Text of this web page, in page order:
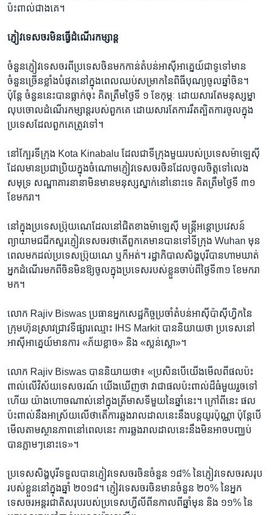
ប៉ះពាល់​ជាង​គេ។
ភ្ញៀវ​ទេសចរ​មិន​ធ្វើ​ដំណើរ​កម្សាន្ត
ចំនួន​ភ្ញៀវ​ទេសចរ​ពី​ប្រទេស​ចិន​មក​កាន់​តំបន់​អាស៊ី​អាគ្នេយ៍​ជាទូទៅ​មាន​
ចំនួន​ច្រើន​ខ្លាំង​បំផុត​នៅ​ក្នុង​ពេល​ឈប់​សម្រាក​នៃ​ពិធីបុណ្យ​ចូល​ឆ្នាំ​ចិន។
ប៉ុន្តែ ចំនួន​នេះ​បាន​ធ្លាក់​ចុះ គិត​ត្រឹម​ថ្ងៃ​ទី ១ ខែ​កុម្ភៈ ដោយសារ​តែ​មនុស្សម្នា​
លុបចោល​ដំណើរ​កម្សាន្ត​របស់​ពួកគេ ដោយសារ​តែ​ការ​រឹតត្បិត​ការ​ចូល​ក្នុង​
ប្រទេស​ដែល​ពួកគេ​ត្រូវ​ទៅ។
នៅ​ក្បែរ​ទីក្រុង Kota Kinabalu ដែល​ជា​ទីក្រុង​មួយ​របស់​ប្រទេស​ម៉ាឡេស៊ី​
ដែល​មាន​ប្រជាប្រិយ​ក្នុង​ចំណោម​ភ្ញៀវ​ទេសចរ​ចិន​ដែល​ចូលចិត្ត​ទៅ​លេង​
សមុទ្រ សណ្ឋាគារ​នានា​មិន​មាន​មនុស្ស​ស្នាក់នៅ​នោះ​ទេ គិត​ត្រឹម​ថ្ងៃ​ទី ៣១
ខែ​មករា។
នៅ​ក្នុង​ប្រទេស​ប្រ៊ុយណេ​ដែល​នៅ​ជិត​ខាង​ម៉ាឡេស៊ី មន្ត្រី​អន្តោ​ប្រវេសន៍​
ព្យាយាម​ជជីក​សួរ​ភ្ញៀវ​ទេសចរ​ថា​តើ​ពួកគេ​មាន​បាន​ទៅ​ទីក្រុង Wuhan មុន​
ពេល​មក​ដល់​ប្រទេស​ប្រ៊ុយណេ ឬ​ក៏​អត់។ រដ្ឋាភិបាល​សិង្ហបុរី​បាន​ហាមឃាត់​
អ្នក​ដំណើរ​មក​ពី​ចិន​មិន​ឱ្យ​ចូល​ក្នុង​ប្រទេស​របស់​ខ្លួន​ចាប់​ពី​ថ្ងៃ​ទី​៣១ ខែ​មករា​
មក។
លោក Rajiv Biswas ប្រធាន​អ្នក​សេដ្ឋកិច្ច​ប្រចាំ​តំបន់​អាស៊ី​ប៉ាស៊ីហ្វិក​នៃ​
ក្រុមហ៊ុន​ស្រាវជ្រាវ​ទីផ្សារ​ឈ្មោះ IHS Markit បាន​និយាយ​ថា ប្រទេស​នៅ​
អាស៊ីអាគ្នេយ៍​មាន​ការ «ភ័យ​ខ្លាច» និង «ស្លន់ស្លោ»។
លោក Rajiv Biswas បាន​និយាយ​ថា៖ «ប្រសិន​បើ​យើង​មើល​ពី​ផល​ប៉ះ
ពាល់​លើ​វិស័យ​ទេសចរណ៍ យើង​ឃើញ​ថា វា​ជា​ផល​ប៉ះពាល់​ដ៏​ធំ​មួយ​រួច​ទៅ​
ហើយ យ៉ាង​ហោច​ណាស់​នៅ​ក្នុង​ត្រីមាស​ទី​មួយ​នៃ​ឆ្នាំ​នេះ។ ក្រៅ​ពី​នេះ ផល​
ប៉ះពាល់​នឹង​អាស្រ័យ​លើ​ថា​តើ​ការ​ឆ្លង​រាលដាល​នេះ​នឹង​បន្ត​យូរ​ប៉ុណ្ណា ប៉ុន្តែ​បើ​
មើល​តាម​ស្ថានភាព​នៅ​ពេល​នេះ ការ​ឆ្លង​រាលដាល​នេះ​នឹង​មិន​អាច​បញ្ឈប់​
បាន​ភ្លាមៗ​នោះ​ទេ»។
ប្រទេស​សិង្ហបុរី​ទទួល​បាន​ភ្ញៀវ​ទេសចរ​ចិន​ចំនួន ១៨% នៃ​ភ្ញៀវ​ទេសចរ​សរុប​
របស់​ខ្លួន​នៅ​ក្នុង​ឆ្នាំ ២០១៨។ ភ្ញៀវ​ទេសចរ​ចិន​មាន​ចំនួន ២០% នៃ​អ្នក​
ទេសចរ​អន្តរជាតិ​សរុប​របស់​ប្រទេស​ហ្វីលីពីន​កាល​ពី​ឆ្នាំ​មុន និង ១១% នៃ​